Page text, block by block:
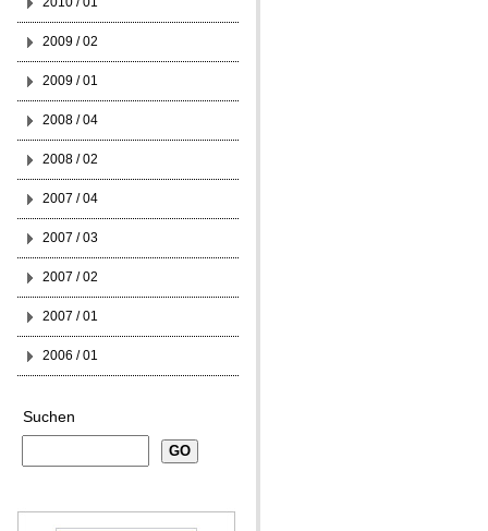
2009 / 02
2009 / 01
2008 / 04
2008 / 02
2007 / 04
2007 / 03
2007 / 02
2007 / 01
2006 / 01
Suchen